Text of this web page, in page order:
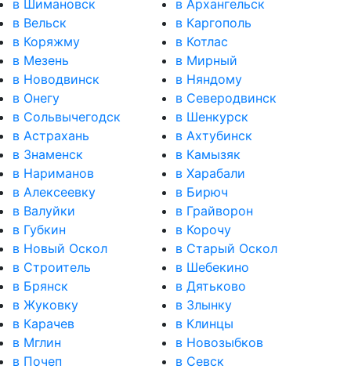
в Шимановск
в Архангельск
в Вельск
в Каргополь
в Коряжму
в Котлас
в Мезень
в Мирный
в Новодвинск
в Няндому
в Онегу
в Северодвинск
в Сольвычегодск
в Шенкурск
в Астрахань
в Ахтубинск
в Знаменск
в Камызяк
в Нариманов
в Харабали
в Алексеевку
в Бирюч
в Валуйки
в Грайворон
в Губкин
в Корочу
в Новый Оскол
в Старый Оскол
в Строитель
в Шебекино
в Брянск
в Дятьково
в Жуковку
в Злынку
в Карачев
в Клинцы
в Мглин
в Новозыбков
в Почеп
в Севск